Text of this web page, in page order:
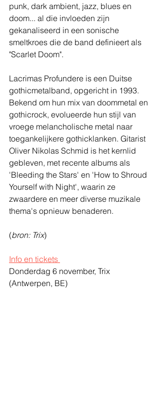
punk, dark ambient, jazz, blues en
doom... al die invloeden zijn
gekanaliseerd in een sonische
smeltkroes die de band definieert als
"Scarlet Doom".
Lacrimas Profundere is een Duitse
gothicmetalband, opgericht in 1993.
Bekend om hun mix van doommetal en
gothicrock, evolueerde hun stijl van
vroege melancholische metal naar
toegankelijkere gothicklanken. Gitarist
Oliver Nikolas Schmid is het kernlid
gebleven, met recente albums als
'Bleeding the Stars' en 'How to Shroud
Yourself with Night', waarin ze
zwaardere en meer diverse muzikale
thema's opnieuw benaderen.
(bron: Trix)
Info en tickets
Donderdag 6 november, Trix
(Antwerpen, BE)